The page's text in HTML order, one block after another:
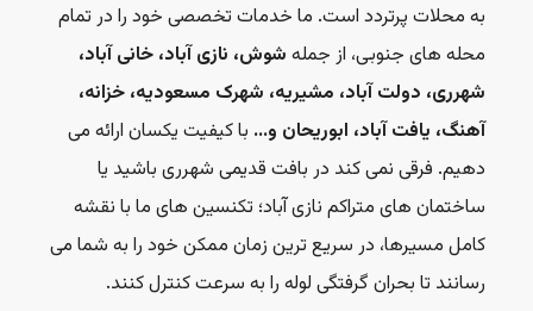
به محلات پرتردد است. ما خدمات تخصصی خود را در تمام
محله های جنوبی، از جمله شوش، نازی آباد، خانی آباد،
شهرری، دولت آباد، مشیریه، شهرک مسعودیه، خزانه،
آهنگ، یافت آباد، ابوریحان و… با کیفیت یکسان ارائه می
دهیم. فرقی نمی کند در بافت قدیمی شهرری باشید یا
ساختمان های متراکم نازی آباد؛ تکنسین های ما با نقشه
کامل مسیرها، در سریع ترین زمان ممکن خود را به شما می
رسانند تا بحران گرفتگی لوله را به سرعت کنترل کنند.